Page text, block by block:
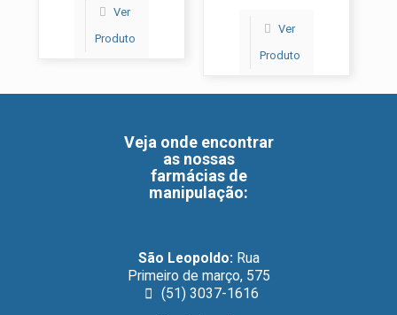
Ver
Produto
Ver
Produto
Veja onde encontrar
as nossas
farmácias de
manipulação:
São Leopoldo: Rua
Primeiro de março, 575
(51) 3037-1616